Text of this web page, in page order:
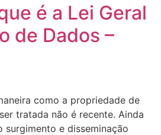
é a Lei Geral
de Dados –
como a propriedade de
tratada não é recente. Ainda
surgimento e disseminação